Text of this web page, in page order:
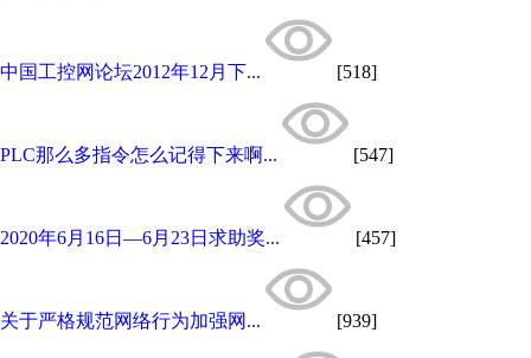
中国工控网论坛2012年12月下... [518]
PLC那么多指令怎么记得下来啊... [547]
2020年6月16日—6月23日求助奖... [457]
关于严格规范网络行为加强网... [939]